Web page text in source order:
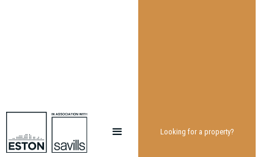
Looking for a property?